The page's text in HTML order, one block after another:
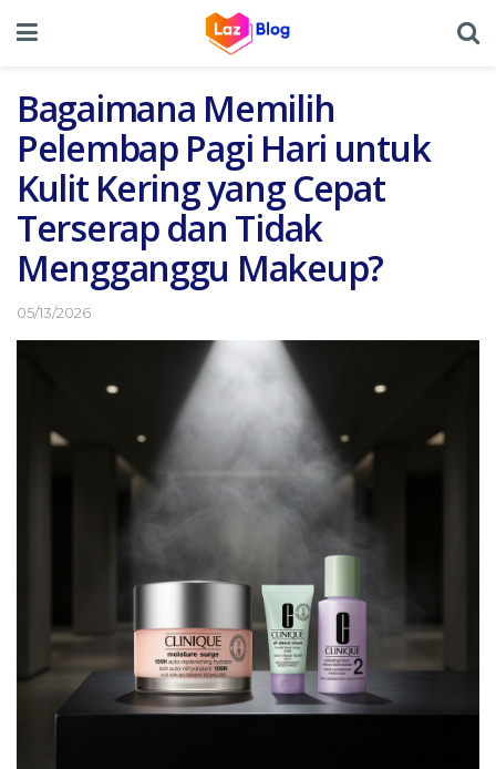
Bagaimana Memilih
Pelembap Pagi Hari untuk
Kulit Kering yang Cepat
Terserap dan Tidak
Mengganggu Makeup?
05/13/2026